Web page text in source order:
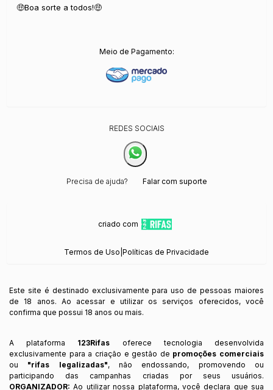
🤑Boa sorte a todos!🤑
Meio de Pagamento:
REDES SOCIAIS
Precisa de ajuda? Falar com suporte
criado com
Termos de Uso Políticas de Privacidade
Este site é destinado exclusivamente para uso de pessoas maiores
de 18 anos. Ao acessar e utilizar os serviços oferecidos, você
confirma que possui 18 anos ou mais.
A plataforma 123Rifas oferece tecnologia desenvolvida
exclusivamente para a criação e gestão de promoções comerciais
ou "rifas legalizadas", não endossando, promovendo ou
participando das campanhas criadas por seus usuários.
ORGANIZADOR: Ao utilizar nossa plataforma, você declara que sua